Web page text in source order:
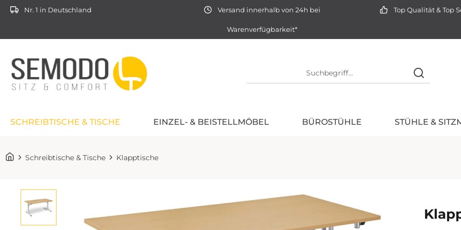
Nr. 1 in Deutschland Versand innerhalb von 24h bei
Warenverfügbarkeit*
Top Qualität & Top
SCHREIBTISCHE & TISCHE EINZEL- & BEISTELLMÖBEL BÜROSTÜHLE STÜHLE &
Schreibtische & Tische Klapptische